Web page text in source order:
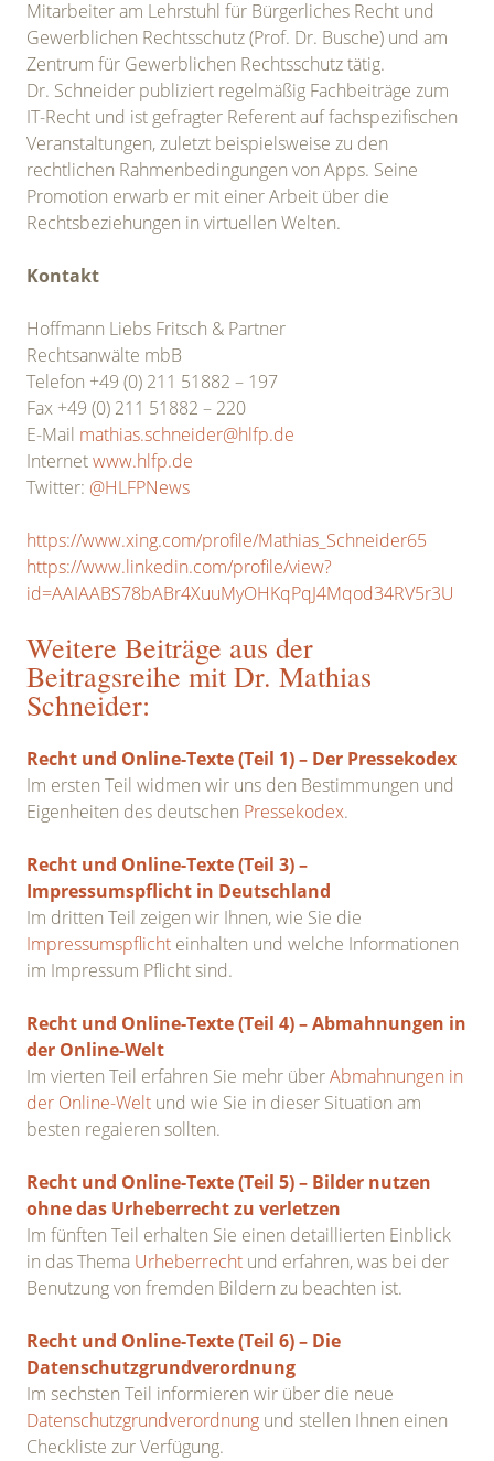
Mitarbeiter am Lehrstuhl für Bürgerliches Recht und
Gewerblichen Rechtsschutz (Prof. Dr. Busche) und am
Zentrum für Gewerblichen Rechtsschutz tätig.
Dr. Schneider publiziert regelmäßig Fachbeiträge zum
IT-Recht und ist gefragter Referent auf fachspezifischen
Veranstaltungen, zuletzt beispielsweise zu den
rechtlichen Rahmenbedingungen von Apps. Seine
Promotion erwarb er mit einer Arbeit über die
Rechtsbeziehungen in virtuellen Welten.
Kontakt
Hoffmann Liebs Fritsch & Partner
Rechtsanwälte mbB
Telefon +49 (0) 211 51882 – 197
Fax +49 (0) 211 51882 – 220
E-Mail mathias.schneider@hlfp.de
Internetwww.hlfp.de
Twitter: @HLFPNews
https://www.xing.com/profile/Mathias_Schneider65
https://www.linkedin.com/profile/view?
id=AAIAABS78bABr4XuuMyOHKqPqJ4Mqod34RV5r3U
Weitere Beiträge aus der
Beitragsreihe mit Dr. Mathias
Schneider:
Recht und Online-Texte (Teil 1) – Der Pressekodex
Im ersten Teil widmen wir uns den Bestimmungen und
Eigenheiten des deutschen Pressekodex.
Recht und Online-Texte (Teil 3) –
Impressumspflicht in Deutschland
Im dritten Teil zeigen wir Ihnen, wie Sie die
Impressumspflicht einhalten und welche Informationen
im Impressum Pflicht sind.
Recht und Online-Texte (Teil 4) – Abmahnungen in
der Online-Welt
Im vierten Teil erfahren Sie mehr überAbmahnungen in
der Online-Welt und wie Sie in dieser Situation am
besten regaieren sollten.
Recht und Online-Texte (Teil 5) – Bilder nutzen
ohne das Urheberrecht zu verletzen
Im fünften Teil erhalten Sie einen detaillierten Einblick
in das Thema Urheberrecht und erfahren, was bei der
Benutzung von fremden Bildern zu beachten ist.
Recht und Online-Texte (Teil 6) – Die
Datenschutzgrundverordnung
Im sechsten Teil informieren wir über die neue
Datenschutzgrundverordnung und stellen Ihnen einen
Checkliste zur Verfügung.